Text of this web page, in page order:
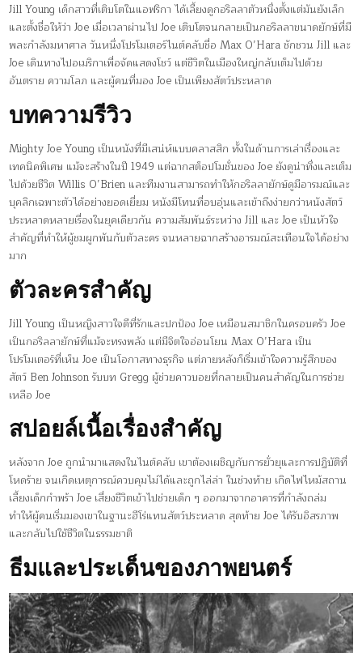
Jill Young เด็กสาวที่เติบโตในแอฟริกา ได้เลี้ยงดูกอริลลาตัวหนึ่งตั้งแต่มันยังเล็ก
และตั้งชื่อให้ว่า Joe เมื่อเวลาผ่านไป Joe เติบโตจนกลายเป็นกอริลลาขนาดยักษ์ที่มี
พละกำลังมหาศาล วันหนึ่งโปรโมเตอร์ไนต์คลับชื่อ Max O’Hara ชักชวน Jill และ
Joe เดินทางไปอเมริกาเพื่อจัดแสดงโชว์ แต่ชีวิตในเมืองใหญ่กลับเต็มไปด้วย
อันตราย ความโลภ และผู้คนที่มอง Joe เป็นเพียงสัตว์ประหลาด
บทความรีวิว
Mighty Joe Young เป็นหนังที่มีเสน่ห์แบบคลาสสิก ทั้งในด้านการเล่าเรื่องและ
เทคนิคพิเศษ แม้จะสร้างในปี 1949 แต่ฉากสต็อปโมชั่นของ Joe ยังดูน่าทึ่งและเต็ม
ไปด้วยชีวิต Willis O’Brien และทีมงานสามารถทำให้กอริลลายักษ์ดูมีอารมณ์และ
บุคลิกเฉพาะตัวได้อย่างยอดเยี่ยม หนังมีโทนที่อบอุ่นและเข้าถึงง่ายกว่าหนังสัตว์
ประหลาดหลายเรื่องในยุคเดียวกัน ความสัมพันธ์ระหว่าง Jill และ Joe เป็นหัวใจ
สำคัญที่ทำให้ผู้ชมผูกพันกับตัวละคร จนหลายฉากสร้างอารมณ์สะเทือนใจได้อย่าง
มาก
ตัวละครสำคัญ
Jill Young เป็นหญิงสาวใจดีที่รักและปกป้อง Joe เหมือนสมาชิกในครอบครัว Joe
เป็นกอริลลายักษ์ที่แม้จะทรงพลัง แต่มีจิตใจอ่อนโยน Max O’Hara เป็น
โปรโมเตอร์ที่เห็น Joe เป็นโอกาสทางธุรกิจ แต่ภายหลังก็เริ่มเข้าใจความรู้สึกของ
สัตว์ Ben Johnson รับบท Gregg ผู้ช่วยคาวบอยที่กลายเป็นคนสำคัญในการช่วย
เหลือ Joe
สปอยล์เนื้อเรื่องสำคัญ
หลังจาก Joe ถูกนำมาแสดงในไนต์คลับ เขาต้องเผชิญกับการยั่วยุและการปฏิบัติที่
โหดร้าย จนเกิดเหตุการณ์ควบคุมไม่ได้และถูกไล่ล่า ในช่วงท้าย เกิดไฟไหม้สถาน
เลี้ยงเด็กกำพร้า Joe เสี่ยงชีวิตเข้าไปช่วยเด็ก ๆ ออกมาจากอาคารที่กำลังถล่ม
ทำให้ผู้คนเริ่มมองเขาในฐานะฮีโร่แทนสัตว์ประหลาด สุดท้าย Joe ได้รับอิสรภาพ
และกลับไปใช้ชีวิตในธรรมชาติ
ธีมและประเด็นของภาพยนตร์